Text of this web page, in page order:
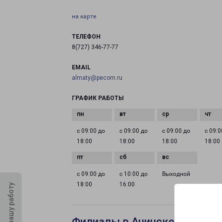
на карте
ТЕЛЕФОН
8(727) 346-77-77
EMAIL
almaty@pecom.ru
ГРАФИК РАБОТЫ
с 09:00 до
18:00
с 09:00 до
18:00
с 09:00 до
18:00
с
18:00
с 09:00 до
18:00
с 10:00 до
16:00
Выходной